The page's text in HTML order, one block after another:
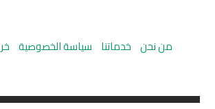
من نحن خدماتنا سياسة الخصوصية